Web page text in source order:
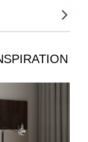
φινιτούρες
από τριβή,